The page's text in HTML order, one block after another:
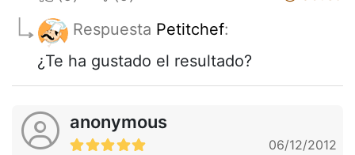
Respuesta Petitchef:
¿Te ha gustado el resultado?
anonymous
06/12/2012